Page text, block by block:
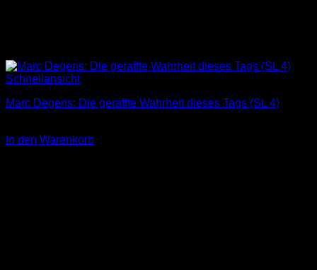
Schnellansicht
Marc Degens: Die geraffte Wahrheit dieses Tags (SL 4)
In den Warenkorb